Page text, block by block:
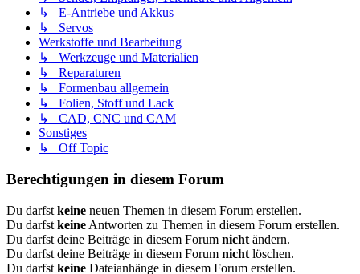
↳ E-Antriebe und Akkus
↳ Servos
Werkstoffe und Bearbeitung
↳ Werkzeuge und Materialien
↳ Reparaturen
↳ Formenbau allgemein
↳ Folien, Stoff und Lack
↳ CAD, CNC und CAM
Sonstiges
↳ Off Topic
Berechtigungen in diesem Forum
Du darfst keine neuen Themen in diesem Forum erstellen.
Du darfst keine Antworten zu Themen in diesem Forum erstellen.
Du darfst deine Beiträge in diesem Forum nicht ändern.
Du darfst deine Beiträge in diesem Forum nicht löschen.
Du darfst keine Dateianhänge in diesem Forum erstellen.